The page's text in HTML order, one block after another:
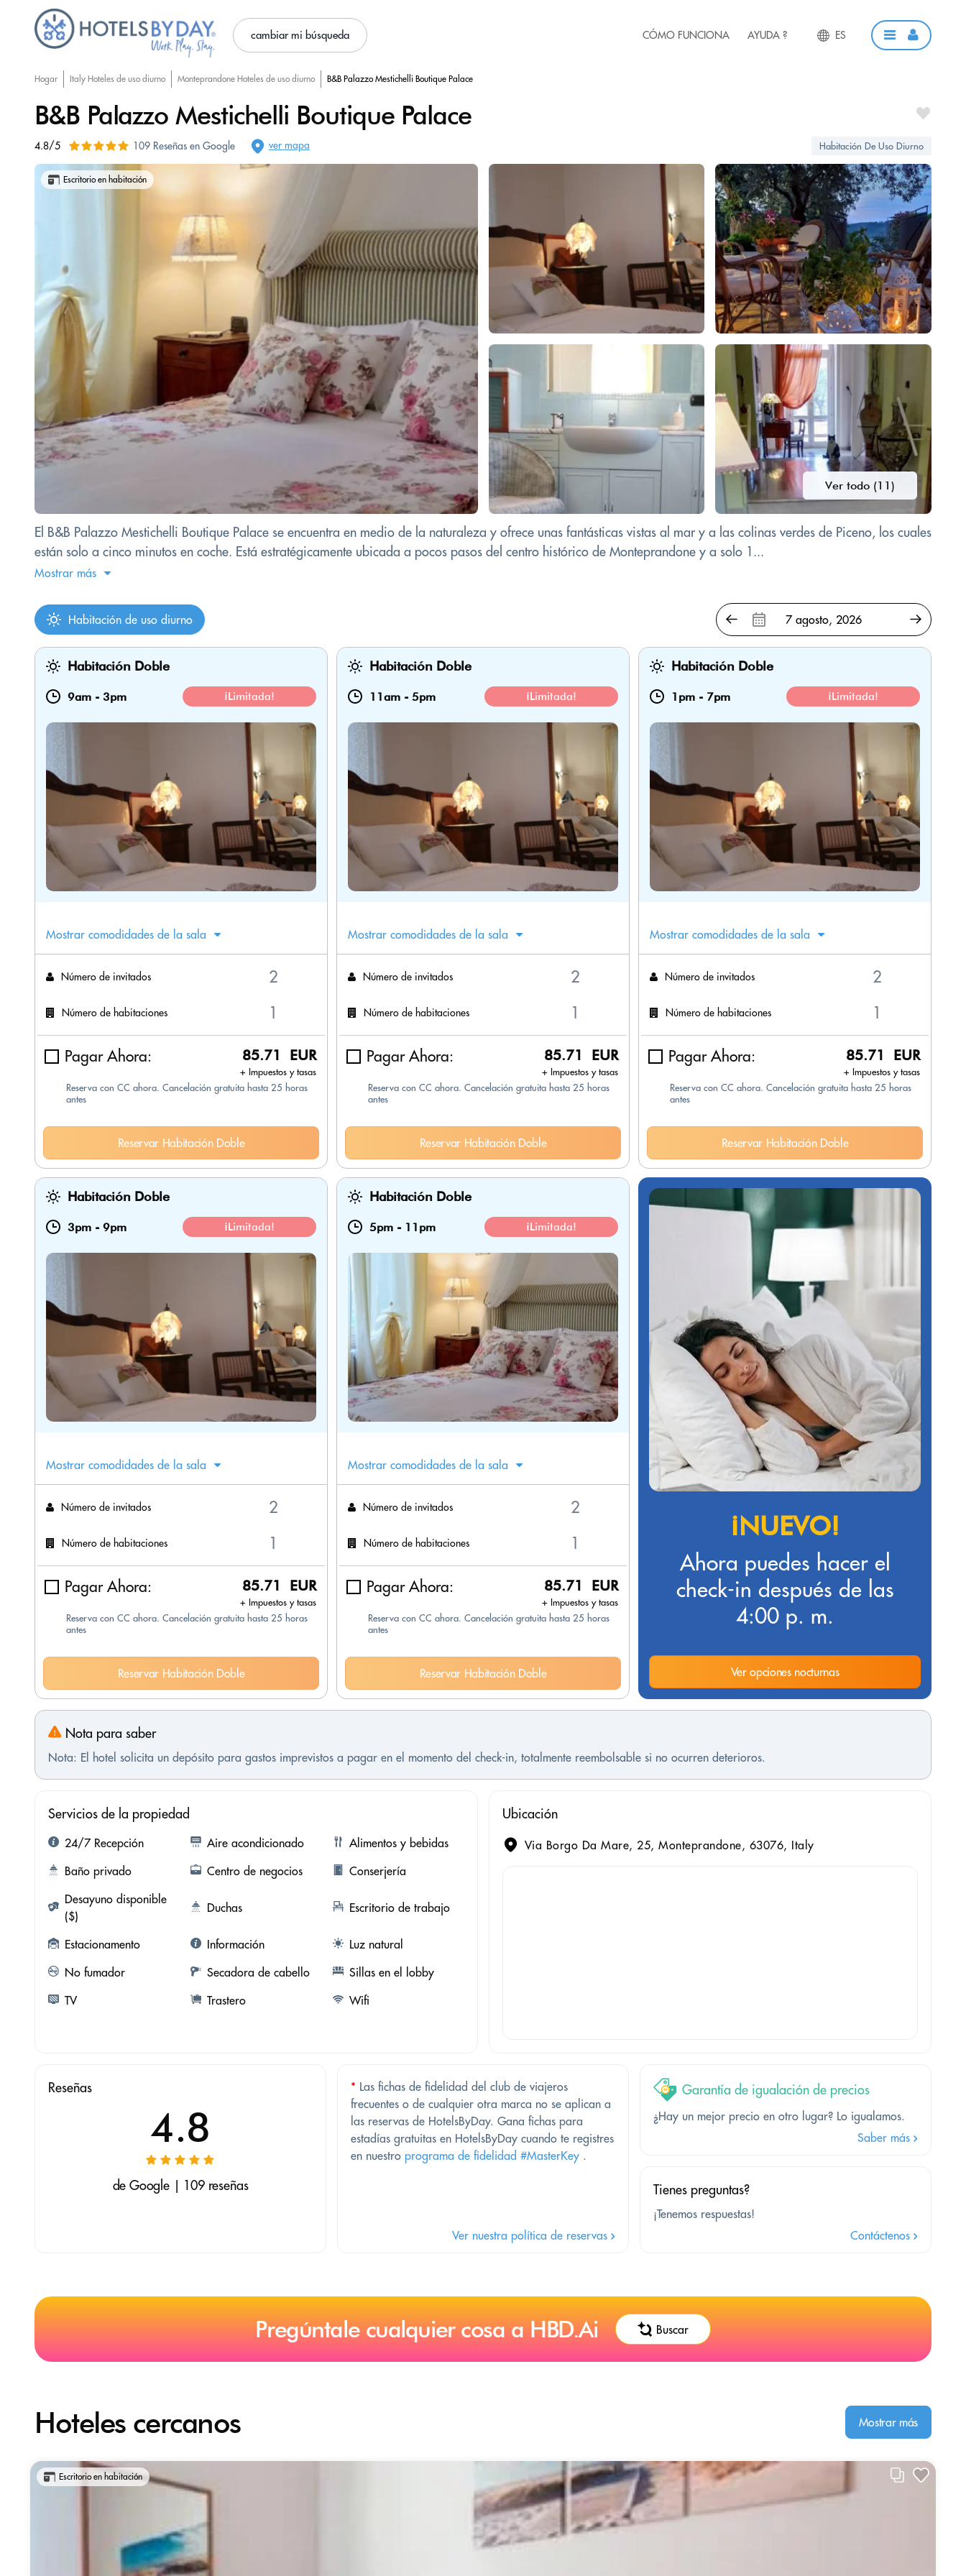
cambiar mi búsqueda CÓMO FUNCIONA AYUDA ? ES
Hogar Italy Hoteles de uso diurno Monteprandone Hoteles de uso diurno B&B Palazzo Mestichelli Boutique Palace
B&B Palazzo Mestichelli Boutique Palace
4.8/5 109 Reseñas en Google ver mapa Habitación De Uso Diurno
Ver todo (11)
Escritorio en habitación
El B&B Palazzo Mestichelli Boutique Palace se encuentra en medio de la naturaleza y ofrece unas fantásticas vistas al mar y a las colinas verdes de Piceno, los cuales
están solo a cinco minutos en coche. Está estratégicamente ubicada a pocos pasos del centro histórico de Monteprandone y a solo 1...
Mostrar más
Habitación de uso diurno
Habitación Doble
9am - 3pm ¡Limitada!
Mostrar comodidades de la sala
Número de invitados
Número de habitaciones
Pagar Ahora: 85.71 EUR
+ Impuestos y tasas
Reserva con CC ahora. Cancelación gratuita hasta 25 horas
antes
Reservar Habitación Doble
Habitación Doble
11am - 5pm ¡Limitada!
Mostrar comodidades de la sala
Número de invitados
Número de habitaciones
Pagar Ahora: 85.71 EUR
+ Impuestos y tasas
Reserva con CC ahora. Cancelación gratuita hasta 25 horas
antes
Reservar Habitación Doble
Habitación Doble
1pm - 7pm ¡Limitada!
Mostrar comodidades de la sala
Número de invitados
Número de habitaciones
Pagar Ahora: 85.71 EUR
+ Impuestos y tasas
Reserva con CC ahora. Cancelación gratuita hasta 25 horas
antes
Reservar Habitación Doble
Habitación Doble
3pm - 9pm ¡Limitada!
Mostrar comodidades de la sala
Número de invitados
Número de habitaciones
Pagar Ahora: 85.71 EUR
+ Impuestos y tasas
Reserva con CC ahora. Cancelación gratuita hasta 25 horas
antes
Reservar Habitación Doble
Habitación Doble
5pm - 11pm ¡Limitada!
Mostrar comodidades de la sala
Número de invitados
Número de habitaciones
Pagar Ahora: 85.71 EUR
+ Impuestos y tasas
Reserva con CC ahora. Cancelación gratuita hasta 25 horas
antes
Reservar Habitación Doble
¡NUEVO!
Ahora puedes hacer el
check-in después de las
4:00 p. m.
Ver opciones nocturnas
Nota para saber
Nota: El hotel solicita un depósito para gastos imprevistos a pagar en el momento del check-in, totalmente reembolsable si no ocurren deterioros.
Servicios de la propiedad
24/7 Recepción Aire acondicionado
Alimentos y bebidas
Baño privado
Centro de negocios
Conserjería
Desayuno disponible
($)
Duchas Escritorio de trabajo
Estacionamento Información
Luz natural
No fumador
Secadora de cabello
Sillas en el lobby
TV
Trastero Wifi
Ubicación
Via Borgo Da Mare, 25, Monteprandone, 63076, Italy
Reseñas
4.8
de Google | 109 reseñas
* Las fichas de fidelidad del club de viajeros
frecuentes o de cualquier otra marca no se aplican a
las reservas de HotelsByDay. Gana fichas para
estadías gratuitas en HotelsByDay cuando te registres
en nuestro programa de fidelidad #MasterKey .
Ver nuestra política de reservas
Garantía de igualación de precios
¿Hay un mejor precio en otro lugar? Lo igualamos.
Saber más
Tienes preguntas?
¡Tenemos respuestas!
Contáctenos
Pregúntale cualquier cosa a HBD.Ai Buscar
Hoteles cercanos Mostrar más
Escritorio en habitación